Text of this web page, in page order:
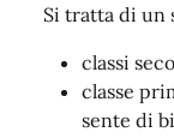
Si tratta di un
classi
classe
sente di